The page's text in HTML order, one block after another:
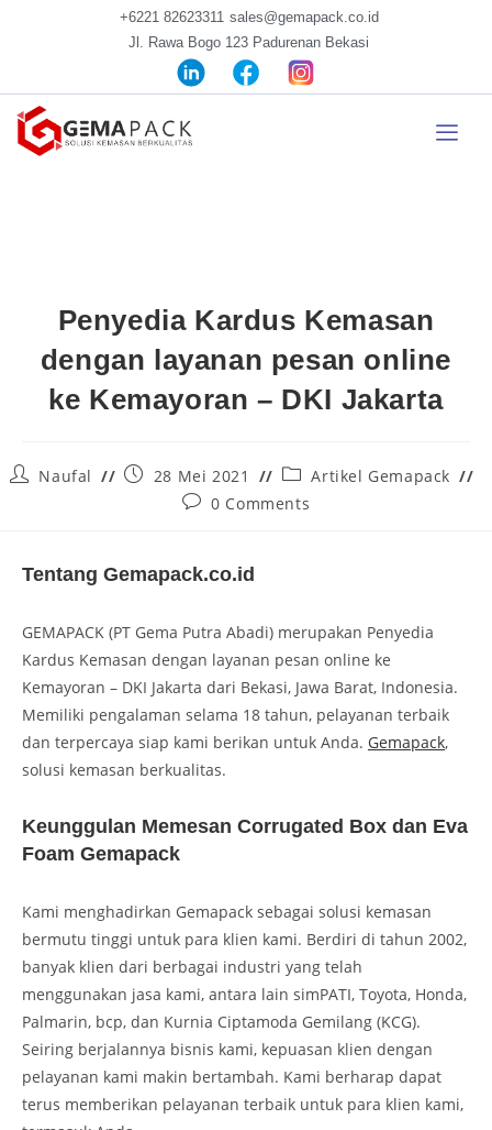
+6221 82623311 sales@gemapack.co.id
Jl. Rawa Bogo 123 Padurenan Bekasi
Penyedia Kardus Kemasan
dengan layanan pesan online
ke Kemayoran – DKI Jakarta
Naufal 28 Mei 2021
Artikel Gemapack
0 Comments
Tentang Gemapack.co.id
GEMAPACK (PT Gema Putra Abadi) merupakan Penyedia
Kardus Kemasan dengan layanan pesan online ke
Kemayoran – DKI Jakarta dari Bekasi, Jawa Barat, Indonesia.
Memiliki pengalaman selama 18 tahun, pelayanan terbaik
dan terpercaya siap kami berikan untuk Anda. Gemapack,
solusi kemasan berkualitas.
Keunggulan Memesan Corrugated Box dan Eva
Foam Gemapack
Kami menghadirkan Gemapack sebagai solusi kemasan
bermutu tinggi untuk para klien kami. Berdiri di tahun 2002,
banyak klien dari berbagai industri yang telah
menggunakan jasa kami, antara lain simPATI, Toyota, Honda,
Palmarin, bcp, dan Kurnia Ciptamoda Gemilang (KCG).
Seiring berjalannya bisnis kami, kepuasan klien dengan
pelayanan kami makin bertambah. Kami berharap dapat
terus memberikan pelayanan terbaik untuk para klien kami,